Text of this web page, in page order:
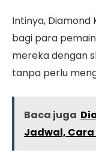
Intinya, Diamond
bagi para
mereka dengan
tanpa perlu
Baca juga
Jadwal,